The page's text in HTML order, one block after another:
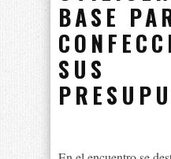
BASE
SUS